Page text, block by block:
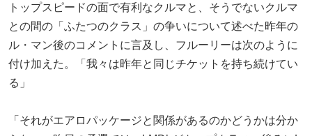
トップスピードの面で有利なクルマと、そうでないクルマ
との間の「ふたつのクラス」の争いについて述べた昨年の
ル・マン後のコメントに言及し、フルーリーは次のように
付け加えた。「我々は昨年と同じチケットを持ち続けてい
る」
「それがエアロパッケージと関係があるのかどうかは分か